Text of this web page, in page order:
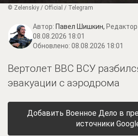
© Zеlеnskiу / Оfficiаl / Telegram
Автор: Павел Шишкин, Редактор
08.08.2026 18:01
Обновлено: 08.08.2026 18:01
Вертолет ВВС ВСУ
эвакуации с аэродрома
Добавить Военное Дело в
источники